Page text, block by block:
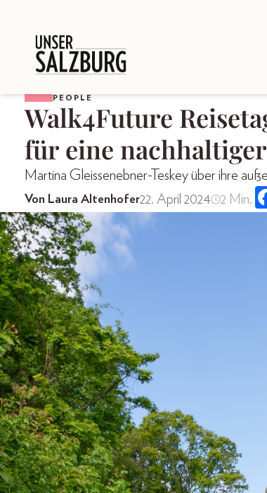
PEOPLE
Walk4Future
für eine
Martina Gleissenebner-Teskey über ihre
Von Laura Altenhofer22. April 2024 2 Min.